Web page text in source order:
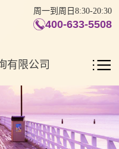
周一到周日8:30-20:30
400-633-5508
有限公司